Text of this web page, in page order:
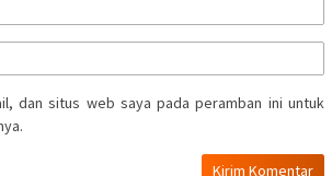
dan situs web saya pada peramban ini untuk